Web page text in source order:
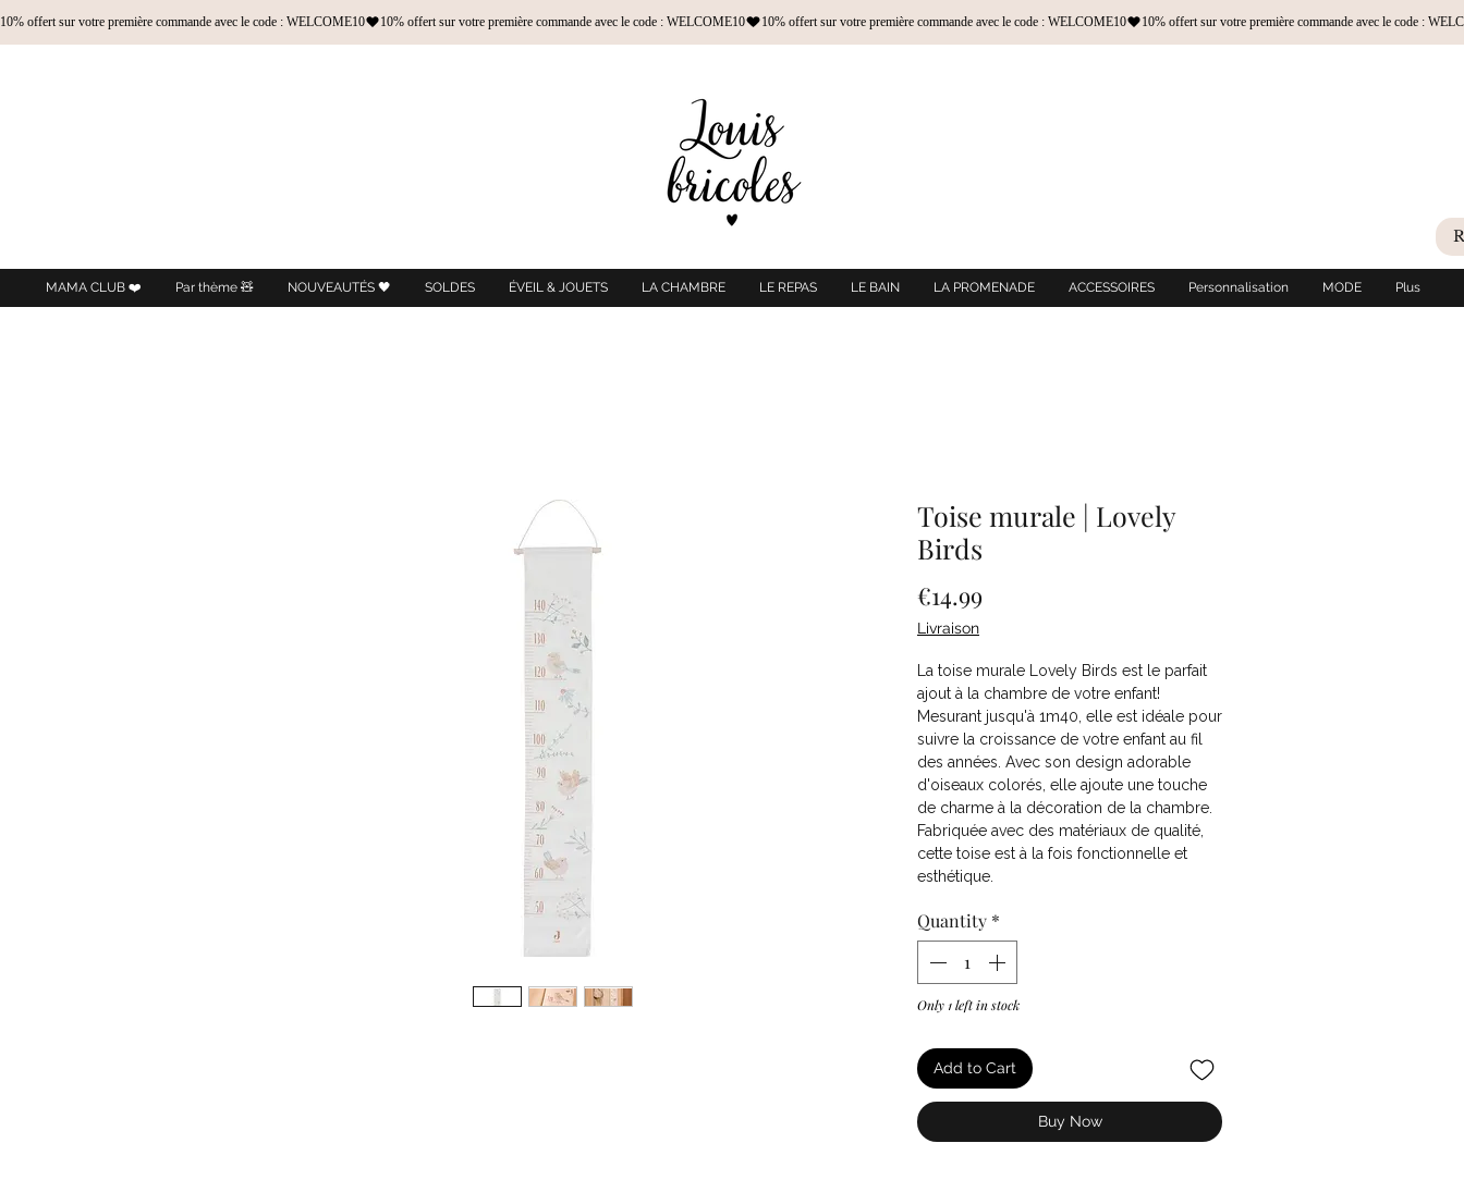
10% offert sur votre première commande avec le code : WELCOME10
MAMA CLUB ❤️ Par thème 🧸 NOUVEAUTÉS 🖤 SOLDES ÉVEIL & JOUETS LA CHAMBRE LE REPAS LE BAIN LA PROMENADE ACCESSOIRES Personnalisation MODE Plus
Toise murale | Lovely
Birds
€14.99Price
Livraison
La toise murale Lovely Birds est le parfait
ajout à la chambre de votre enfant!
Mesurant jusqu'à 1m40, elle est idéale pour
suivre la croissance de votre enfant au fil
des années. Avec son design adorable
d'oiseaux colorés, elle ajoute une touche
de charme à la décoration de la chambre.
Fabriquée avec des matériaux de qualité,
cette toise est à la fois fonctionnelle et
esthétique.
Quantity *
Only 1 left in stock
Add to Cart
Buy Now